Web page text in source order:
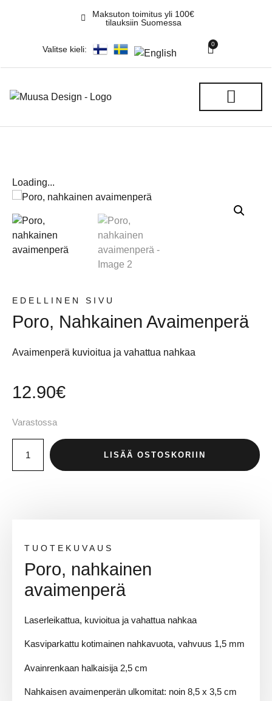
Maksuton toimitus yli 100€
tilauksiin Suomessa
Valitse kieli:
0
Loading...
EDELLINEN SIVU
Poro, Nahkainen Avaimenperä
Avaimenperä kuvioitua ja vahattua nahkaa
12.90€
Varastossa
LISÄÄ OSTOSKORIIN
TUOTEKUVAUS
Poro, nahkainen
avaimenperä
Laserleikattua, kuvioitua ja vahattua nahkaa
Kasviparkattu kotimainen nahkavuota, vahvuus 1,5 mm
Avainrenkaan halkaisija 2,5 cm
Nahkaisen avaimenperän ulkomitat: noin 8,5 x 3,5 cm